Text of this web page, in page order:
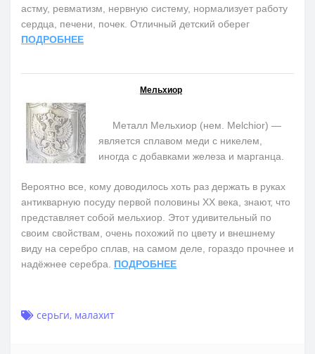
астму, ревматизм, нервную систему, нормализует работу
сердца, печени, почек. Отличный детский оберег
ПОДРОБНЕЕ
Мельхиор
Металл Мельхиор (нем. Melchior) —
является сплавом меди с никелем,
иногда с добавками железа и марганца.
Вероятно все, кому доводилось хоть раз держать в руках
антикварную посуду первой половины ХХ века, знают, что
представляет собой мельхиор. Этот удивительный по
своим свойствам, очень похожий по цвету и внешнему
виду на серебро сплав, на самом деле, гораздо прочнее и
надёжнее серебра. ПОДРОБНЕЕ
серьги, малахит